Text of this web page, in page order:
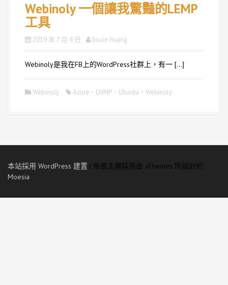
Webinoly 一個讓我驚豔的LEMP
工具
2019 年 7 月 4 日 bruce huang
Webinoly是我在FB上的WordPress社群上，有一 […]
Webinoly Azure 、 LNMP 、 Ubuntu 、 Webinoly
本站採用 WordPress 建置 | 佈景主題採用由 aThemes 所設計的
Moesia